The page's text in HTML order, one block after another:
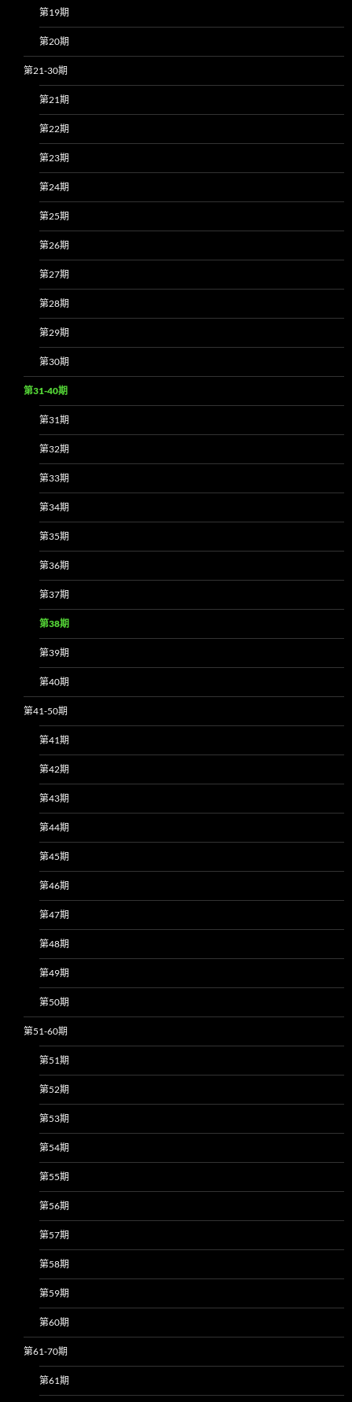
第19期
第20期
第21-30期
第21期
第22期
第23期
第24期
第25期
第26期
第27期
第28期
第29期
第30期
第31-40期
第31期
第32期
第33期
第34期
第35期
第36期
第37期
第38期
第39期
第40期
第41-50期
第41期
第42期
第43期
第44期
第45期
第46期
第47期
第48期
第49期
第50期
第51-60期
第51期
第52期
第53期
第54期
第55期
第56期
第57期
第58期
第59期
第60期
第61-70期
第61期